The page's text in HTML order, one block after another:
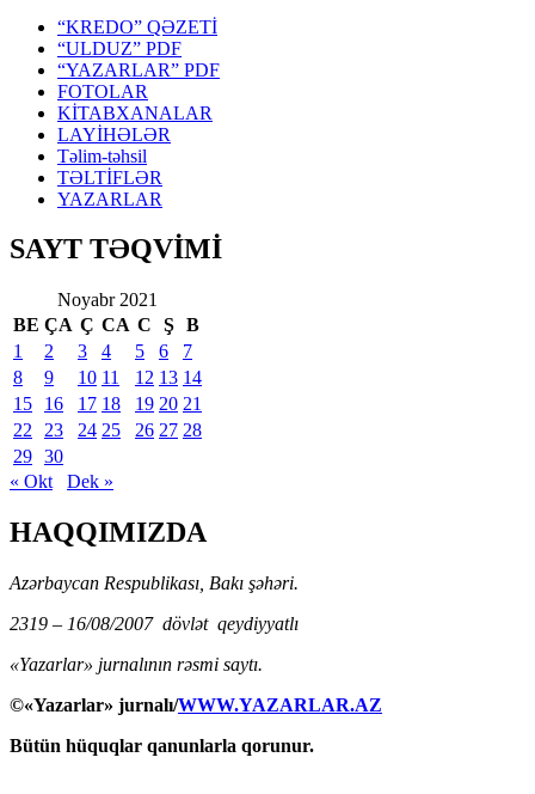
“KREDO” QƏZETİ
“ULDUZ” PDF
“YAZARLAR” PDF
FOTOLAR
KİTABXANALAR
LAYİHƏLƏR
Təlim-təhsil
TƏLTİFLƏR
YAZARLAR
SAYT TƏQVİMİ
Noyabr 2021
BE ÇA Ç CA C Ş
B
1
2 3 4 5 6
7
8
9 10 11 12 13 14
15
16 17 18 19 20 21
22
23 24 25 26 27 28
29 30
« Okt
Dek »
HAQQIMIZDA
Azərbaycan Respublikası, Bakı şəhəri.
2319 – 16/08/2007 dövlət qeydiyyatlı
«Yazarlar» jurnalının rəsmi saytı.
©«Yazarlar» jurnalı/WWW.YAZARLAR.AZ
Bütün hüquqlar qanunlarla qorunur.